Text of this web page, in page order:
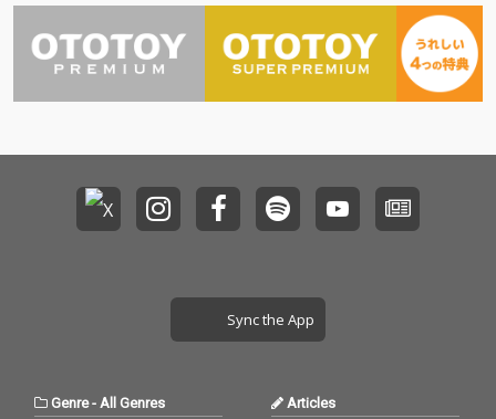
武器に進化を続けるク
マリデパートが、その
魅力を極限まで詰め込
んだ 限界突破ソング に
耳に残るメロディ、そ
してクマリデパートな
らではの多幸感あふれ
最新作。 “かわいい”を
武器に進化を続けるク
マリデパートが、その
魅力を極限まで詰め込
んだ 限界突破ソング に
耳に残るメロディ、そ
してクマリデパートな
らではの多幸感あふれ
となっている。
Sync the App
Genre- All Genres Articles